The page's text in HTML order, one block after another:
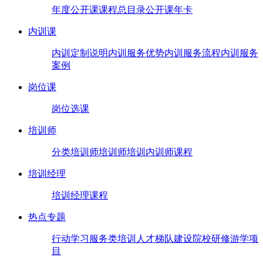
年度公开课课程总目录公开课年卡
内训课
内训定制说明内训服务优势内训服务流程内训服务
案例
岗位课
岗位选课
培训师
分类培训师培训师培训 内训师课程
培训经理
培训经理课程
热点专题
行动学习 服务类培训 人才梯队建设院校研修游学项
目